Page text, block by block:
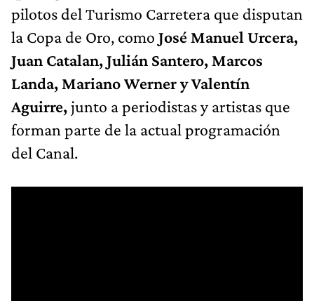
pilotos del Turismo Carretera que disputan
la Copa de Oro, como José Manuel Urcera,
Juan Catalan, Julián Santero, Marcos
Landa, Mariano Werner y Valentín
Aguirre,junto a periodistas y artistas que
forman parte de la actual programación
del Canal.